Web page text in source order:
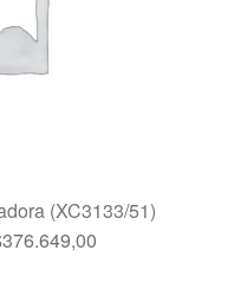
(XC3133/51)
376.649,00